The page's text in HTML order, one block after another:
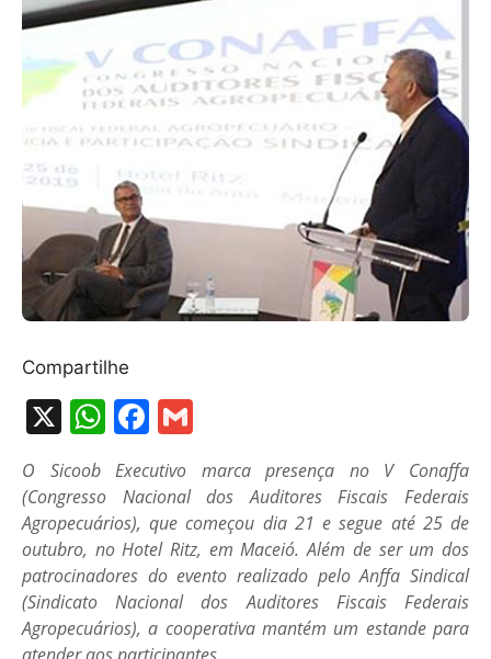
Compartilhe
X
W
at
s
A
p
p
F
c
e
b
o
o
ai
l
O Sicoob Executivo marca presença no V Conaffa
(Congresso Nacional dos Auditores Fiscais Federais
Agropecuários), que começou dia 21 e segue até 25 de
outubro, no Hotel Ritz, em Maceió. Além de ser um dos
patrocinadores do evento realizado pelo Anffa Sindical
(Sindicato Nacional dos Auditores Fiscais Federais
Agropecuários), a cooperativa mantém um estande para